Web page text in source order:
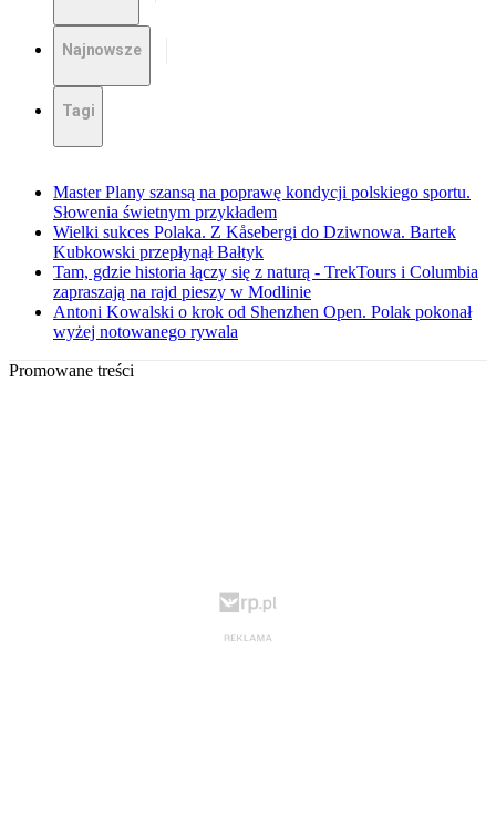
Najnowsze
Tagi
Master Plany szansą na poprawę kondycji polskiego sportu.
Słowenia świetnym przykładem
Wielki sukces Polaka. Z Kåsebergi do Dziwnowa. Bartek
Kubkowski przepłynął Bałtyk
Tam, gdzie historia łączy się z naturą - TrekTours i Columbia
zapraszają na rajd pieszy w Modlinie
Antoni Kowalski o krok od Shenzhen Open. Polak pokonał
wyżej notowanego rywala
Promowane treści